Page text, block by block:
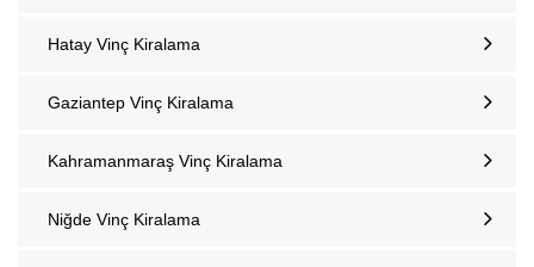
Hatay Vinç Kiralama
Gaziantep Vinç Kiralama
Kahramanmaraş Vinç Kiralama
Niğde Vinç Kiralama